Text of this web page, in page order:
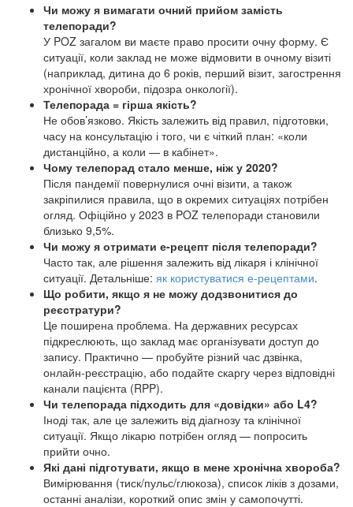
Чи можу я вимагати очний прийом замість
телепоради?
У POZ загалом ви маєте право просити очну форму. Є
ситуації, коли заклад не може відмовити в очному візиті
(наприклад, дитина до 6 років, перший візит, загострення
хронічної хвороби, підозра онкології).
Телепорада = гірша якість?
Не обов’язково. Якість залежить від правил, підготовки,
часу на консультацію і того, чи є чіткий план: «коли
дистанційно, а коли — в кабінет».
Чому телепорад стало менше, ніж у 2020?
Після пандемії повернулися очні візити, а також
закріпилися правила, що в окремих ситуаціях потрібен
огляд. Офіційно у 2023 в POZ телепоради становили
близько 9,5%.
Чи можу я отримати е-рецепт після телепоради?
Часто так, але рішення залежить від лікаря і клінічної
ситуації. Детальніше: як користуватися е-рецептами.
Що робити, якщо я не можу додзвонитися до
реєстратури?
Це поширена проблема. На державних ресурсах
підкреслюють, що заклад має організувати доступ до
запису. Практично — пробуйте різний час дзвінка,
онлайн-реєстрацію, або подайте скаргу через відповідні
канали пацієнта (RPP).
Чи телепорада підходить для «довідки» або L4?
Іноді так, але це залежить від діагнозу та клінічної
ситуації. Якщо лікарю потрібен огляд — попросить
прийти очно.
Які дані підготувати, якщо в мене хронічна хвороба?
Вимірювання (тиск/пульс/глюкоза), список ліків з дозами,
останні аналізи, короткий опис змін у самопочутті.